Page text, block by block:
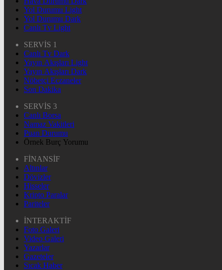
Yol Durumu Light
Yol Durumu Dark
Canlı Tv Light
SERVİS 1
Canlı Tv Dark
Yayın Akışları Light
Yayın Akışları Dark
Nöbetçi Eczaneler
Son Dakika
SERVİS 3
Canlı Borsa
Namaz Vakitleri
Puan Durumu
Örnek Burç Yorumu
FİNANSİF
Altınlar
Dövizler
Hisseler
Kripto Paralar
Pariteler
İNTERAKTİF
Foto Galeri
Video Galeri
Yazarlar
Gazeteler
Sıcak Haber